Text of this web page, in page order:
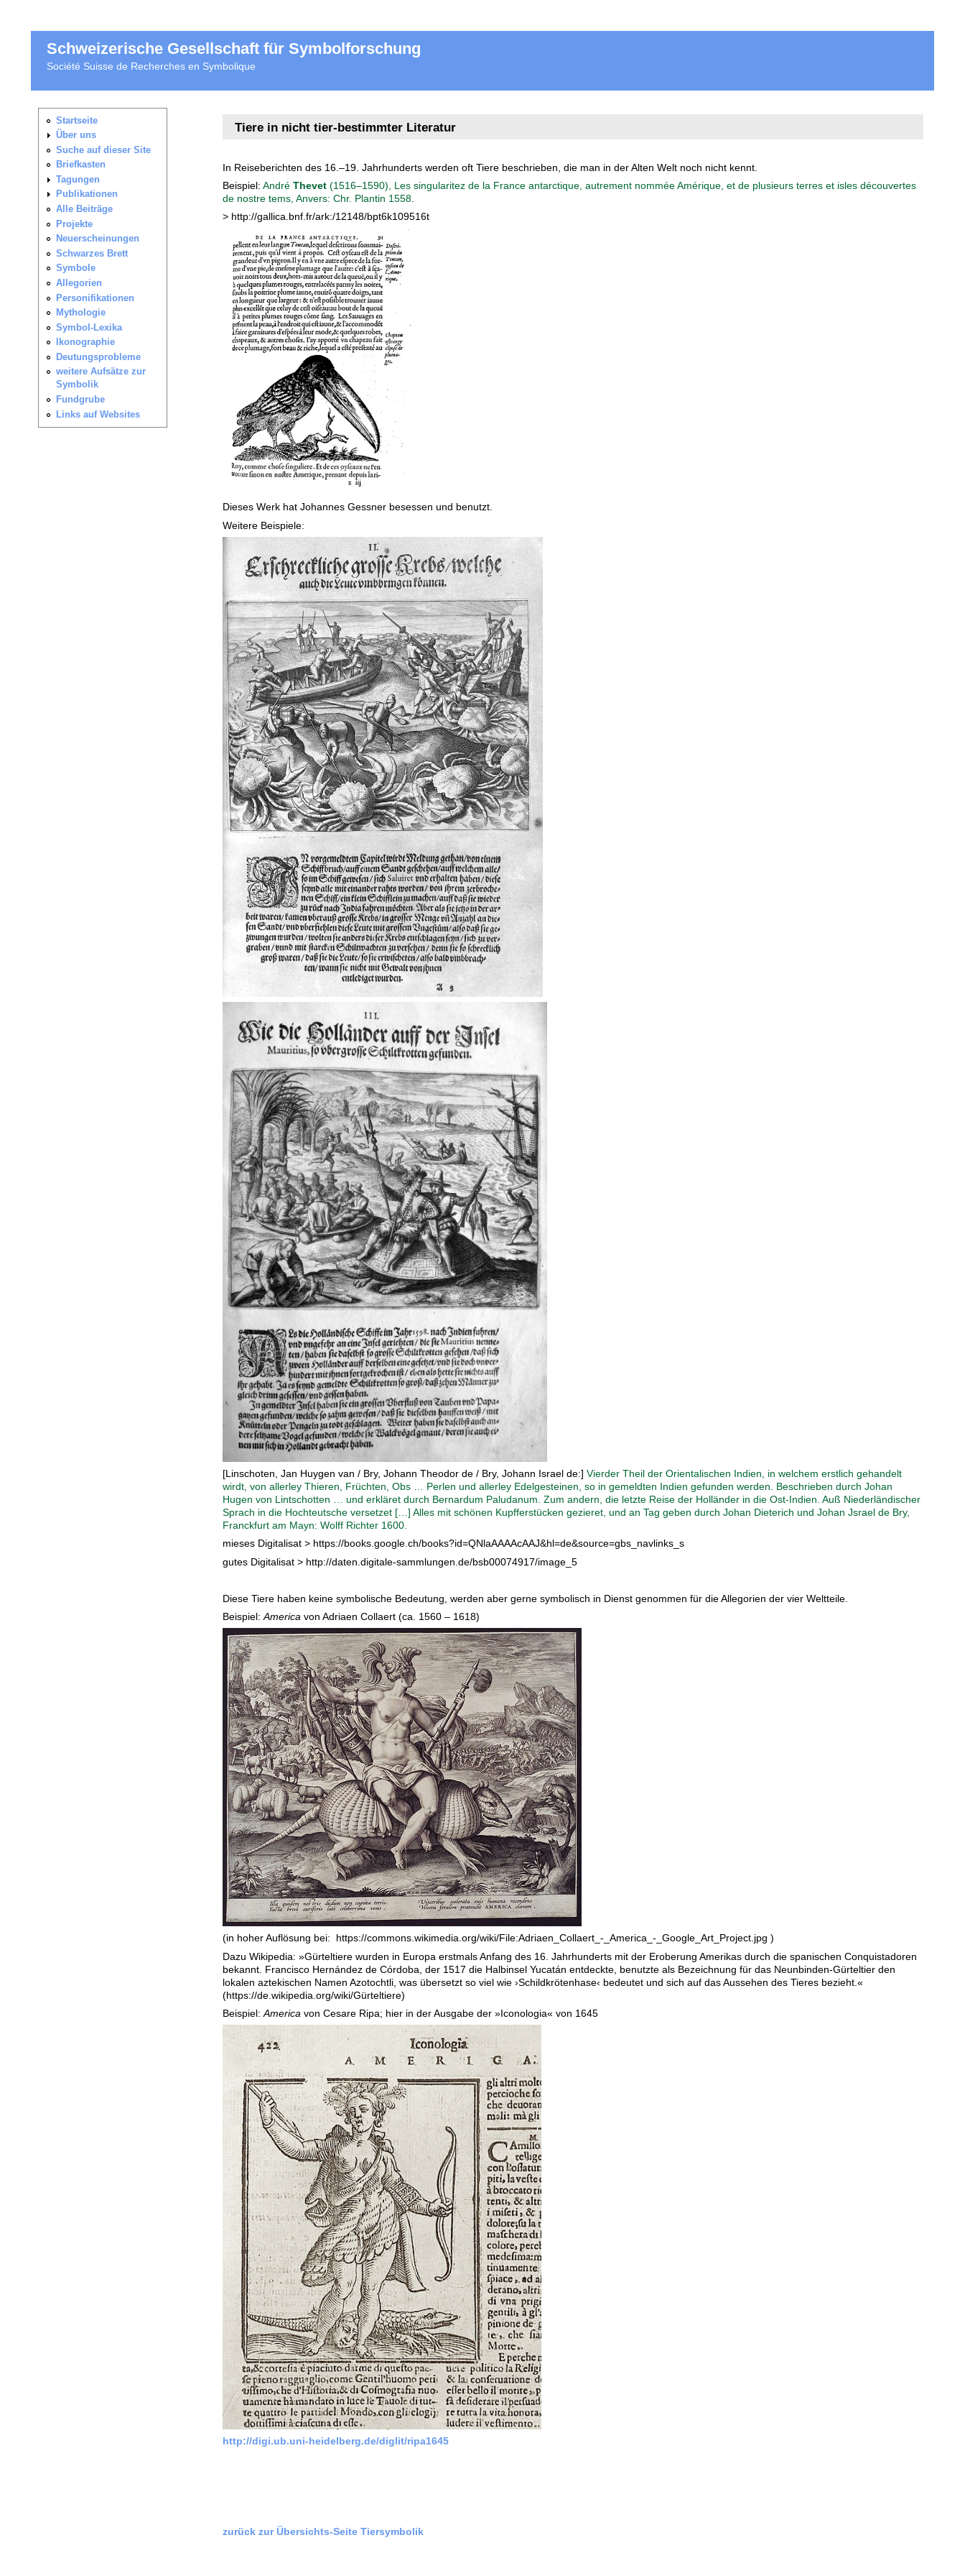
Schweizerische Gesellschaft für Symbolforschung
Société Suisse de Recherches en Symbolique
Tiere in nicht tier-bestimmter Literatur
In Reiseberichten des 16.–19. Jahrhunderts werden oft Tiere beschrieben, die man in der Alten Welt noch nicht kennt.
Beispiel: André Thevet(1516–1590), Les singularitez de la France antarctique, autrement nommée Amérique, et de plusieurs terres et isles découvertes
de nostre tems, Anvers: Chr. Plantin 1558.
> http://gallica.bnf.fr/ark:/12148/bpt6k109516t
Dieses Werk hat Johannes Gessner besessen und benutzt.
Weitere Beispiele:
[Linschoten, Jan Huygen van / Bry, Johann Theodor de / Bry, Johann Israel de:] Vierder Theil der Orientalischen Indien, in welchem erstlich gehandelt
wirdt, von allerley Thieren, Früchten, Obs … Perlen und allerley Edelgesteinen, so in gemeldten Indien gefunden werden. Beschrieben durch Johan
Hugen von Lintschotten … und erkläret durch Bernardum Paludanum. Zum andern, die letzte Reise der Holländer in die Ost-Indien. Auß Niederländischer
Sprach in die Hochteutsche versetzet […] Alles mit schönen Kupfferstücken gezieret, und an Tag geben durch Johan Dieterich und Johan Jsrael de Bry,
Franckfurt am Mayn: Wolff Richter 1600.
mieses Digitalisat > https://books.google.ch/books?id=QNlaAAAAcAAJ&hl=de&source=gbs_navlinks_s
gutes Digitalisat > http://daten.digitale-sammlungen.de/bsb00074917/image_5
Diese Tiere haben keine symbolische Bedeutung, werden aber gerne symbolisch in Dienst genommen für die Allegorien der vier Weltteile.
Beispiel: America von Adriaen Collaert (ca. 1560 – 1618)
(in hoher Auflösung bei: https://commons.wikimedia.org/wiki/File:Adriaen_Collaert_-_America_-_Google_Art_Project.jpg )
Dazu Wikipedia: »Gürteltiere wurden in Europa erstmals Anfang des 16. Jahrhunderts mit der Eroberung Amerikas durch die spanischen Conquistadoren
bekannt. Francisco Hernández de Córdoba, der 1517 die Halbinsel Yucatán entdeckte, benutzte als Bezeichnung für das Neunbinden-Gürteltier den
lokalen aztekischen Namen Azotochtli, was übersetzt so viel wie ›Schildkrötenhase‹ bedeutet und sich auf das Aussehen des Tieres bezieht.«
(https://de.wikipedia.org/wiki/Gürteltiere)
Beispiel: America von Cesare Ripa; hier in der Ausgabe der »Iconologia« von 1645
http://digi.ub.uni-heidelberg.de/diglit/ripa1645
zurück zur Übersichts-Seite Tiersymbolik